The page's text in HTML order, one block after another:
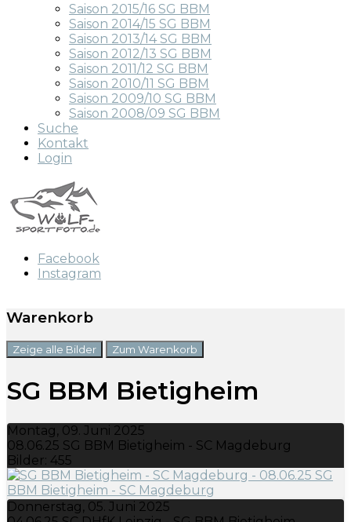
Saison 2015/16 SG BBM
Saison 2014/15 SG BBM
Saison 2013/14 SG BBM
Saison 2012/13 SG BBM
Saison 2011/12 SG BBM
Saison 2010/11 SG BBM
Saison 2009/10 SG BBM
Saison 2008/09 SG BBM
Suche
Kontakt
Login
Facebook
Instagram
Warenkorb
Zeige alle Bilder Zum Warenkorb
SG BBM Bietigheim
Montag, 09. Juni 2025
08.06.25 SG BBM Bietigheim - SC Magdeburg
Bilder: 455
Donnerstag, 05. Juni 2025